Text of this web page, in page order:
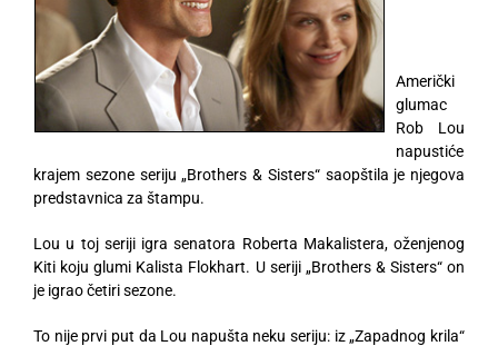
Američki
glumac
Rob Lou
napustiće
krajem sezone seriju „Brothers & Sisters“ saopštila je njegova
predstavnica za štampu.
Lou u toj seriji igra senatora Roberta Makalistera, oženjenog
Kiti koju glumi Kalista Flokhart. U seriji „Brothers & Sisters“ on
je igrao četiri sezone.
To nije prvi put da Lou napušta neku seriju: iz „Zapadnog krila“